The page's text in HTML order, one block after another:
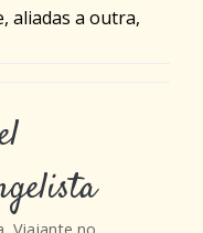
aliadas a outra,